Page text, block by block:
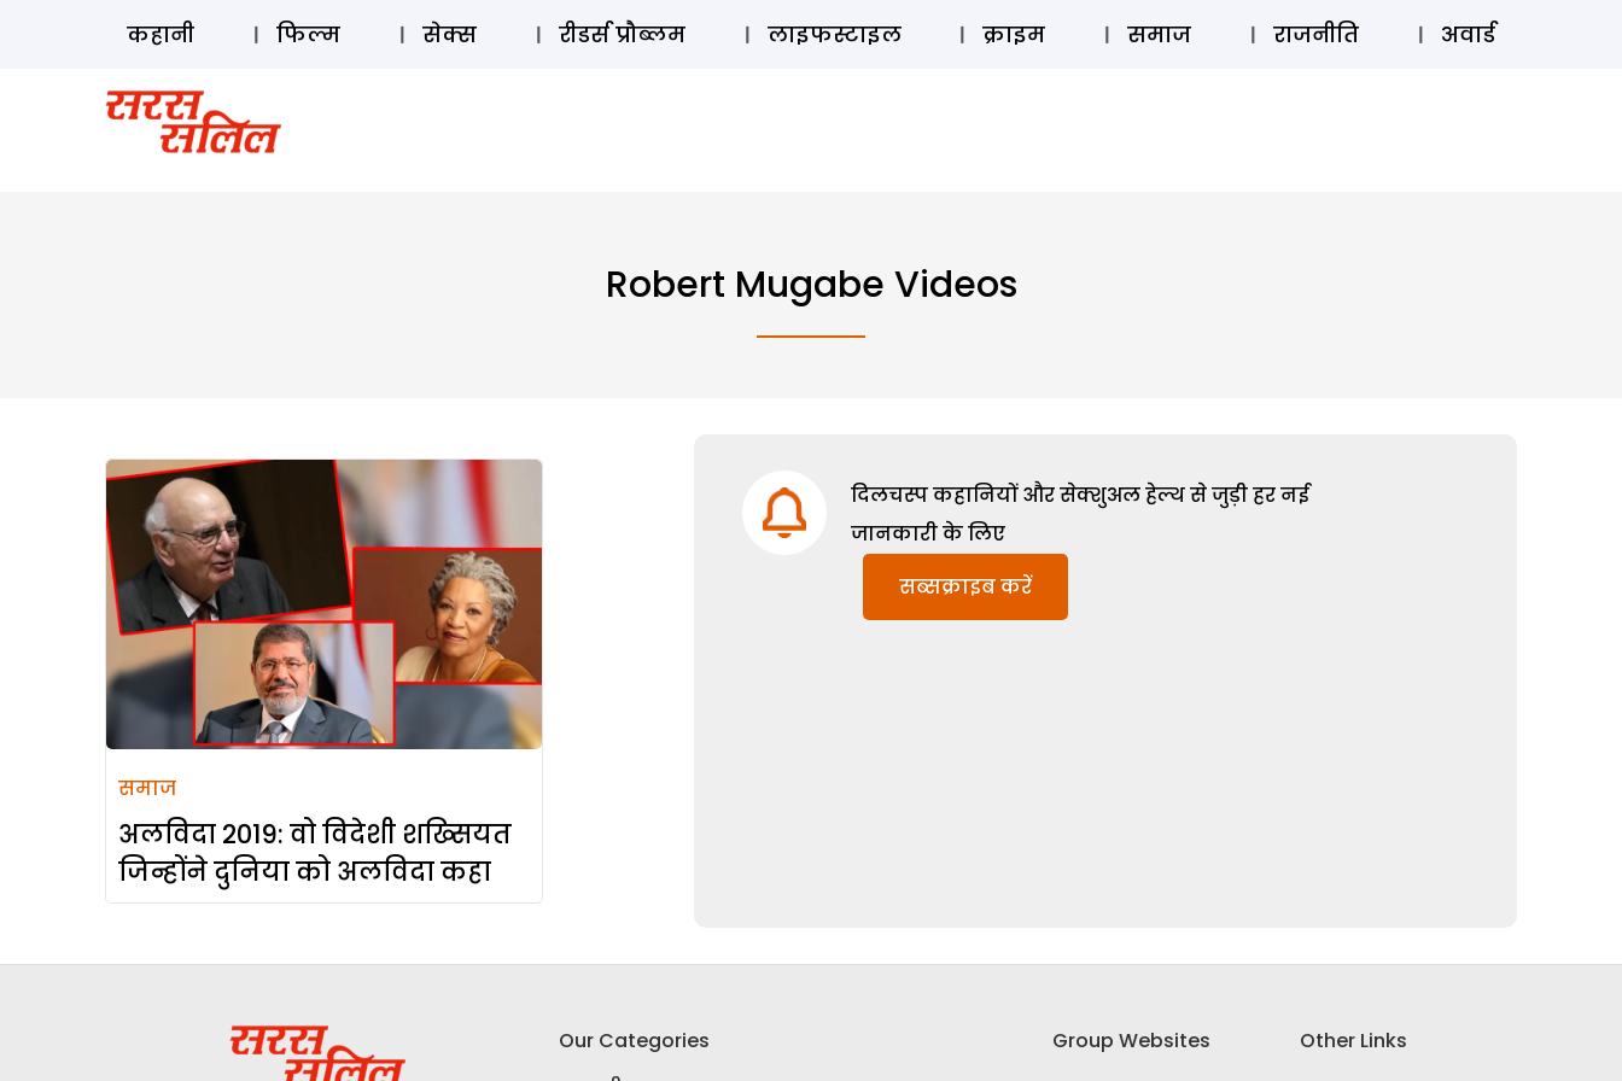
ऑडियो स्टोरी लॉग इन ⚲ SUBSCRIBE
कहानी फिल्म सेक्स रीडर्स प्रौब्लम लाइफस्टाइल क्राइम समाज राजनीति अवार्ड
Robert Mugabe Videos
समाज
अलविदा 2019: वो विदेशी शख्सियत
जिन्होंने दुनिया को अलविदा कहा
दिलचस्प कहानियों और सेक्शुअल हेल्थ से जुड़ी हर नई
जानकारी के लिए
सब्सक्राइब करें
Our Categories
Group Websites
Other Links